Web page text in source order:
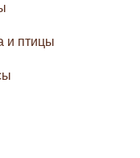
и птицы